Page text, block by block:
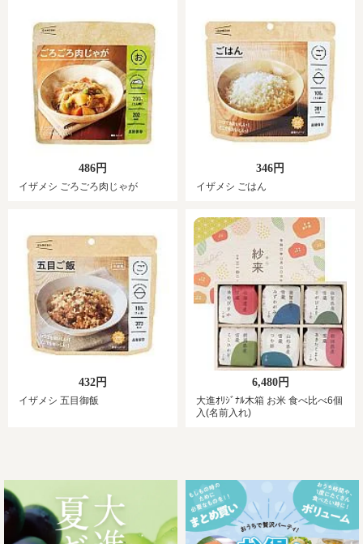
486円
イザメシ ごろごろ肉じゃが
346円
イザメシ ごはん
432円
イザメシ 五目御飯
6,480円
大進ｵﾘｼﾞﾅﾙ木箱 お米 食べ比べ6個
入(名前入れ)